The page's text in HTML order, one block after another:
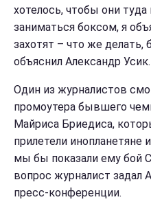
хотелось, чтобы они
заниматься боксом, я
захотят – что же делать,
объяснил Александр Усик.
Один из журналистов
промоутера бывшего
Майриса Бриедиса,
прилетели инопланетяне
мы бы показали ему бой
вопрос журналист задал
пресс-конференции.